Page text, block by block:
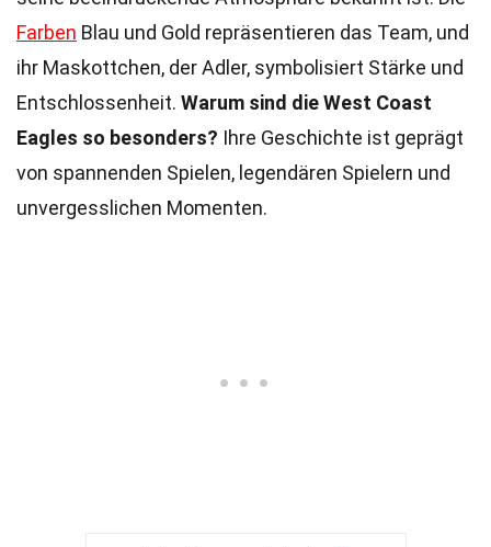
Farben Blau und Gold repräsentieren das Team, und
ihr Maskottchen, der Adler, symbolisiert Stärke und
Entschlossenheit. Warum sind die West Coast
Eagles so besonders? Ihre Geschichte ist geprägt
von spannenden Spielen, legendären Spielern und
unvergesslichen Momenten.